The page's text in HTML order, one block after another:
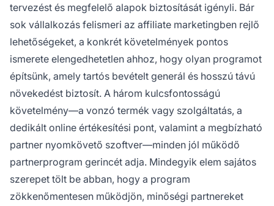
tervezést és megfelelő alapok biztosítását igényli. Bár
sok vállalkozás felismeri az affiliate marketingben rejlő
lehetőségeket, a konkrét követelmények pontos
ismerete elengedhetetlen ahhoz, hogy olyan programot
építsünk, amely tartós bevételt generál és hosszú távú
növekedést biztosít. A három kulcsfontosságú
követelmény—a vonzó termék vagy szolgáltatás, a
dedikált online értékesítési pont, valamint a megbízható
partner nyomkövető szoftver—minden jól működő
partnerprogram gerincét adja. Mindegyik elem sajátos
szerepet tölt be abban, hogy a program
zökkenőmentesen működjön, minőségi partnereket